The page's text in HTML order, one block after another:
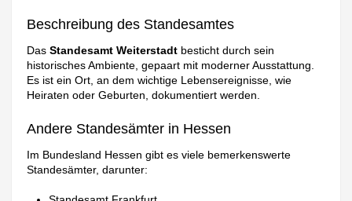
Beschreibung des Standesamtes
DasStandesamt Weiterstadt besticht durch sein
historisches Ambiente, gepaart mit moderner Ausstattung.
Es ist ein Ort, an dem wichtige Lebensereignisse, wie
Heiraten oder Geburten, dokumentiert werden.
Andere Standesämter in Hessen
Im Bundesland Hessen gibt es viele bemerkenswerte
Standesämter, darunter: